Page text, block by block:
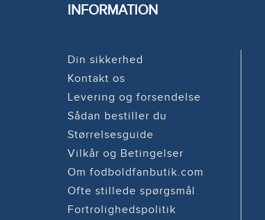
INFORMATION
Din sikkerhed
Kontakt os
Levering og forsendelse
Sådan bestiller du
Størrelsesguide
Vilkår og Betingelser
Om fodboldfanbutik.com
Ofte stillede spørgsmål
Fortrolighedspolitik